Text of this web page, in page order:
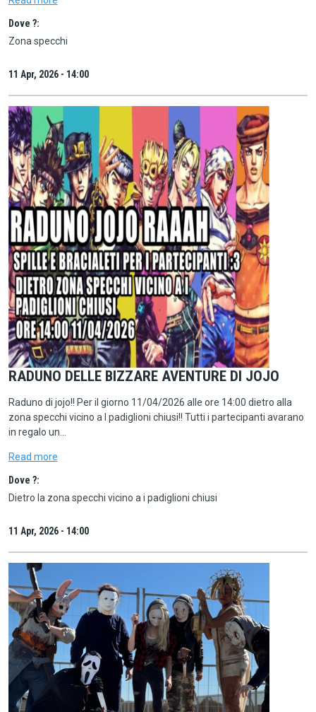
Dove ?:
Zona specchi
11 Apr, 2026 - 14:00
RADUNO DELLE BIZZARE AVENTURE DI JOJO
Raduno di jojo!! Per il giorno 11/04/2026 alle ore 14:00 dietro alla
zona specchi vicino a I padiglioni chiusi!! Tutti i partecipanti avarano
in regalo un…
Read more
Dove ?:
Dietro la zona specchi vicino a i padiglioni chiusi
11 Apr, 2026 - 14:00